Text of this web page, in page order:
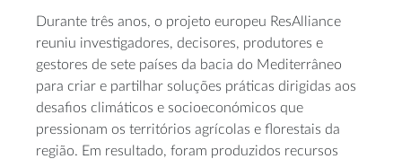
Durante três anos, o projeto europeu ResAlliance
reuniu investigadores, decisores, produtores e
gestores de sete países da bacia do Mediterrâneo
para criar e partilhar soluções práticas dirigidas aos
desafios climáticos e socioeconómicos que
pressionam os territórios agrícolas e florestais da
região. Em resultado, foram produzidos recursos